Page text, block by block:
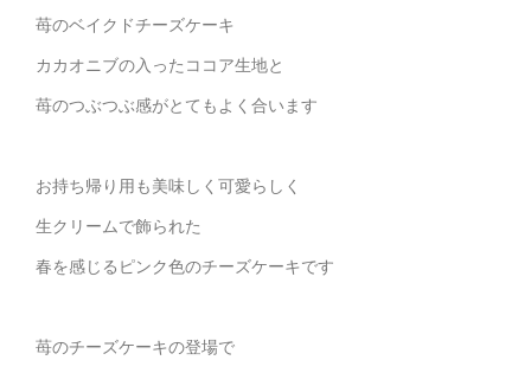
苺のベイクドチーズケーキ
カカオニブの入ったココア生地と
苺のつぶつぶ感がとてもよく合います
お持ち帰り用も美味しく可愛らしく
生クリームで飾られた
春を感じるピンク色のチーズケーキです
苺のチーズケーキの登場で